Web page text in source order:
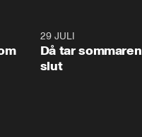
29 JULI
Då tar sommaren
slut